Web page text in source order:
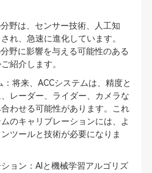
野は、センサー技術、人工知
れ、急速に進化しています。
野に影響を与える可能性のある
紹介します。
将来、ACCシステムは、精度と
レーダー、ライダー、カメラな
わせる可能性があります。これ
のキャリブレーションには、よ
ツールと技術が必要になりま
ョン：AIと機械学習アルゴリズ